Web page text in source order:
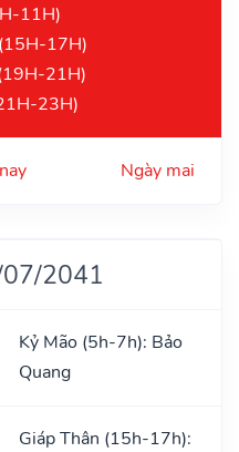
11H)
17H)
21H)
23H)
Ngày mai
2041
Kỷ Mão (5h-7h): Bảo
Quang
Giáp Thân (15h-17h):